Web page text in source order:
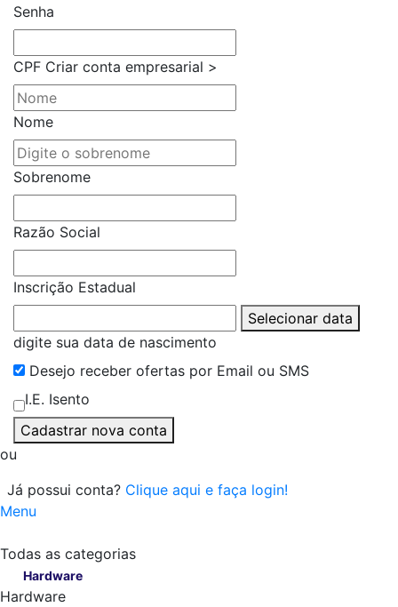
Senha
CPF Criar conta empresarial >
Nome
Sobrenome
Razão Social
Inscrição Estadual
Selecionar data
digite sua data de nascimento
Desejo receber ofertas por Email ou SMS
I.E. Isento
Cadastrar nova conta
ou
Já possui conta? Clique aqui e faça login!
Menu
Todas as categorias
Hardware
Hardware